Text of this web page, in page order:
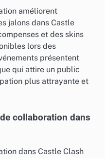
améliorent
jalons dans Castle
et des skins
lors des
présentent
qui attire un public
plus attrayante et
collaboration dans
dans Castle Clash